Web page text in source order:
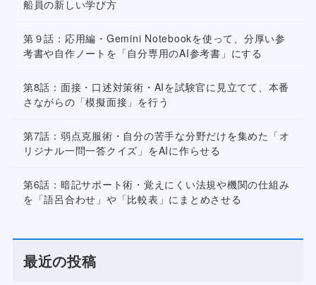
船員の新しい学び方
第９話：応用編・Gemini Notebookを使って、分厚い参
考書や自作ノートを「自分専用のAI参考書」にする
第8話：面接・口述対策術・AIを試験官に見立てて、本番
さながらの「模擬面接」を行う
第7話：弱点克服術・自分の苦手な分野だけを集めた「オ
リジナル一問一答クイズ」をAIに作らせる
第6話：暗記サポート術・覚えにくい法規や機関の仕組み
を「語呂合わせ」や「比較表」にまとめさせる
最近の投稿